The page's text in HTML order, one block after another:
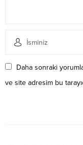
Daha sonraki
ve site adresim bu